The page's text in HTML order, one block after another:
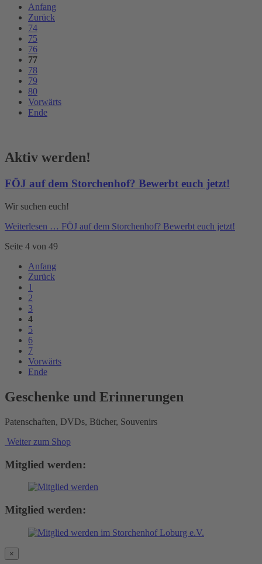
Anfang
Zurück
74
75
76
77
78
79
80
Vorwärts
Ende
Aktiv werden!
FÖJ auf dem Storchenhof? Bewerbt euch jetzt!
Wir suchen euch!
Weiterlesen … FÖJ auf dem Storchenhof? Bewerbt euch jetzt!
Seite 4 von 49
Anfang
Zurück
1
2
3
4
5
6
7
Vorwärts
Ende
Geschenke und Erinnerungen
Patenschaften, DVDs, Bücher, Souvenirs
Weiter zum Shop
Mitglied werden:
Mitglied werden:
×